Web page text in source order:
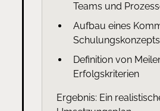
Teams und
Aufbau eines
Schulungskonzepts
Definition von
Erfolgskriterien
Ergebnis: Ein